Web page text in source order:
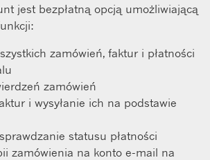
jest bezpłatną opcją umożliwiającą
zamówień, faktur i płatności
zamówień
i wysyłanie ich na podstawie
statusu płatności
zamówienia na konto e-mail na